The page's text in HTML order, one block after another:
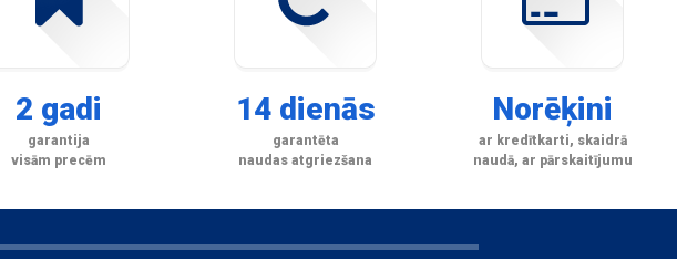
2 gadi
garantija
visām precēm
14 dienās
garantēta
naudas atgriezšana
Norēķini
ar kredītkarti, skaidrā
naudā, ar pārskaitījumu